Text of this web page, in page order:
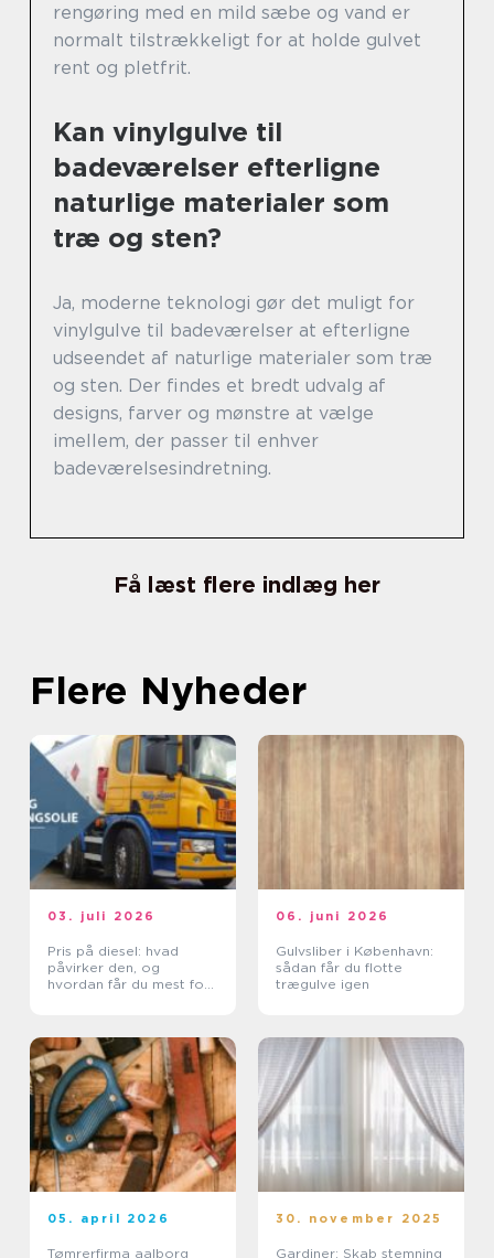
rengøring med en mild sæbe og vand er
normalt tilstrækkeligt for at holde gulvet
rent og pletfrit.
Kan vinylgulve til
badeværelser efterligne
naturlige materialer som
træ og sten?
Ja, moderne teknologi gør det muligt for
vinylgulve til badeværelser at efterligne
udseendet af naturlige materialer som træ
og sten. Der findes et bredt udvalg af
designs, farver og mønstre at vælge
imellem, der passer til enhver
badeværelsesindretning.
Få læst flere indlæg her
Flere Nyheder
03. juli 2026
Pris på diesel: hvad
påvirker den, og
hvordan får du mest for
06. juni 2026
Gulvsliber i København:
sådan får du flotte
trægulve igen
05. april 2026
Tømrerfirma aalborg
30. november 2025
Gardiner: Skab stemning